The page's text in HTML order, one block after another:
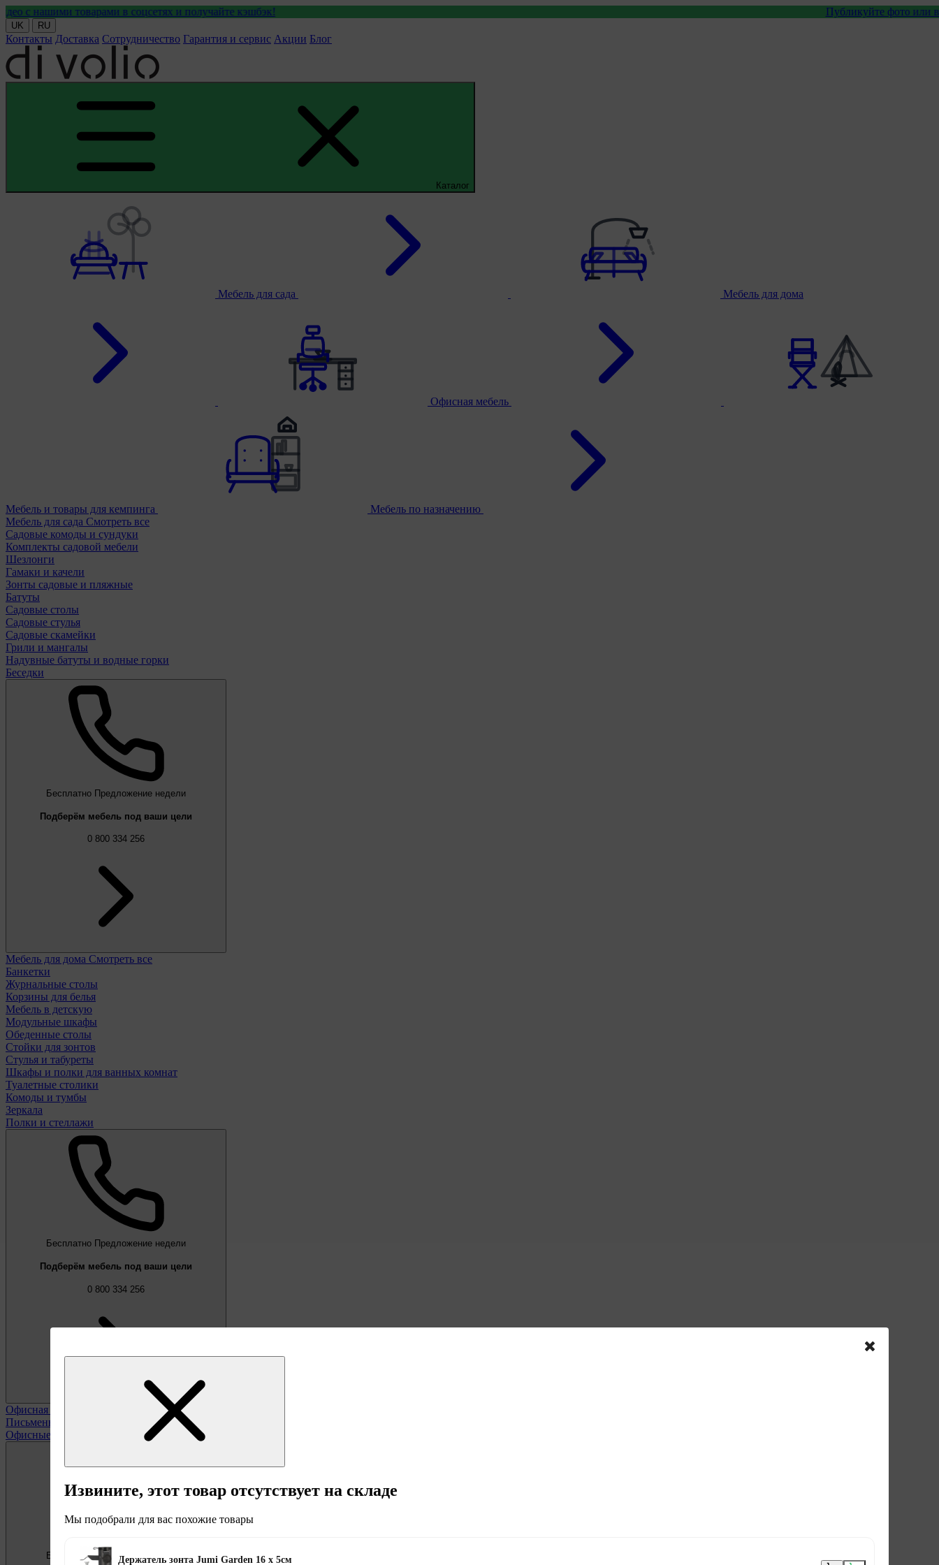
в соцсетях и получайте кэшбэк! Публикуйте фото или видео с
UK RU
Контакты Доставка Сотрудничество Гарантия и сервис Акции Блог
Каталог
Мебель для сада Мебель для дома
Офисная мебель
Мебель и товары для кемпинга
Мебель по назначению
Мебель для сада Смотреть все
Садовые комоды и сундуки
Комплекты садовой мебели
Шезлонги
Гамаки и качели
Зонты садовые и пляжные
Батуты
Садовые столы
Садовые стулья
Садовые скамейки
Грили и мангалы
Надувные батуты и водные горки
Беседки
Бесплатно Предложение недели
Подберём мебель под ваши цели
0 800 334 256
Мебель для дома Смотреть все
Банкетки
Журнальные столы
Корзины для белья
Мебель в детскую
Модульные шкафы
Обеденные столы
Стойки для зонтов
Стулья и табуреты
Шкафы и полки для ванных комнат
Туалетные столики
Комоды и тумбы
Зеркала
Полки и стеллажи
Бесплатно Предложение недели
Подберём мебель под ваши цели
0 800 334 256
Офисная мебель
Письменные и компьютерные столы
Офисные кресла и стулья
Бесплатно Предложение недели
Извините, этот товар отсутствует на складе
Мы подобрали для вас похожие товары
Держатель зонта Jumi Garden 16 х 5см